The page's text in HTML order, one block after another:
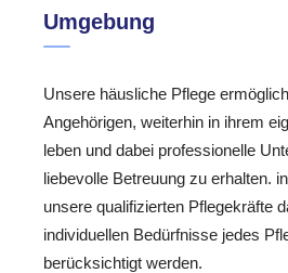
Umgebung
Unsere häusliche Pflege
Angehörigen, weiterhin in ihrem
leben und dabei professionelle
liebevolle Betreuung zu erhalten.
unsere qualifizierten Pflegekräfte
individuellen Bedürfnisse jedes
berücksichtigt werden.